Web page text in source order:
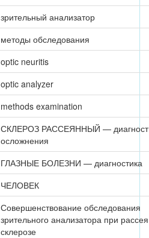
зрительный анализатор
методы обследования
optic neuritis
optic analyzer
methods examination
СКЛЕРОЗ РАССЕЯННЫЙ —
осложнения
ГЛАЗНЫЕ БОЛЕЗНИ — диагностика
ЧЕЛОВЕК
Совершенствование обследования
зрительного анализатора при
склерозе